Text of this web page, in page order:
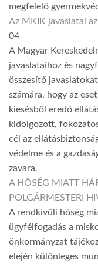
megfelelő
Az MKIK javaslatai
04
A Magyar
javaslataihoz és
összesítő
számára, hogy az
kiesésből eredő
kidolgozott,
cél az
védelme és a
zavara.
A HŐSÉG MIATT
POLGÁRMESTERI
A rendkívüli hőség
ügyfélfogadás a
önkormányzat
elején különleges